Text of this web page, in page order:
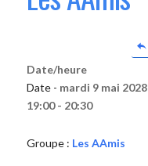
Date/heure
Date - mardi 9 mai 2028
19:00 - 20:30
Groupe : Les AAmis